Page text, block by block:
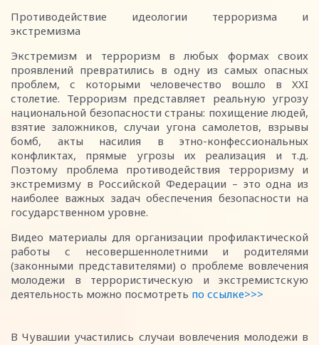
Противодействие идеологии терроризма и
экстремизма
Экстремизм и терроризм в любых формах своих
проявлений превратились в одну из самых опасных
проблем, с которыми человечество вошло в XXI
столетие. Терроризм представляет реальную угрозу
национальной безопасности страны: похищение людей,
взятие заложников, случаи угона самолетов, взрывы
бомб, акты насилия в этно-конфессиональных
конфликтах, прямые угрозы их реализация и т.д.
Поэтому проблема противодействия терроризму и
экстремизму в Российской Федерации – это одна из
наиболее важных задач обеспечения безопасности на
государственном уровне.
Видео материалы для организации профилактической
работы с несовершеннолетними и родителями
(законными представителями) о проблеме вовлечения
молодежи в террористическую и экстремистскую
деятельность можно посмотреть по ссылке>>>
В Чувашии участились случаи вовлечения молодежи в